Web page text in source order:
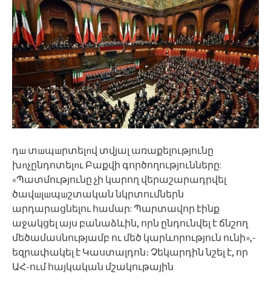
դш տшպшրտելnվ տվյալ առաքելությունը
խnչընդոտելnւ Բաքվի գործողությունները:
«Պատմությունը չի կարող վերաշարադրվել
ծավшլшպшշտական նկրտումներն
արդարացնելու համար: Պարտավոր էինք
աջակցել այս բանաձևին, որն ընդունվել է ճնշող
մեծամասնությամբ ու մեծ կարևորություն ունի»,-
եզրափակել է Կաստալդոն։ Չեկարդին նշել է, որ
ԱՀ-ում հայկական մշակութային